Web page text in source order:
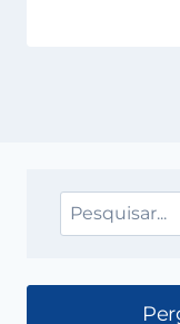
Pesquisar